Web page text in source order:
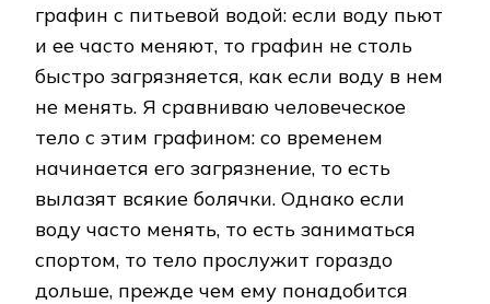
графин с питьевой водой: если воду пьют
и ее часто меняют, то графин не столь
быстро загрязняется, как если воду в нем
не менять. Я сравниваю человеческое
тело с этим графином: со временем
начинается его загрязнение, то есть
вылазят всякие болячки. Однако если
воду часто менять, то есть заниматься
спортом, то тело прослужит гораздо
дольше, прежде чем ему понадобится